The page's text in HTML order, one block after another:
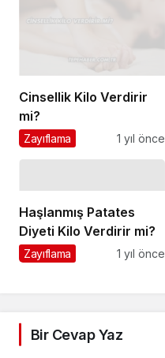
Cinsellik Kilo Verdirir
mi?
Zayıflama 1 yıl önce
Haşlanmış Patates
Diyeti Kilo Verdirir mi?
Zayıflama 1 yıl önce
Bir Cevap Yaz